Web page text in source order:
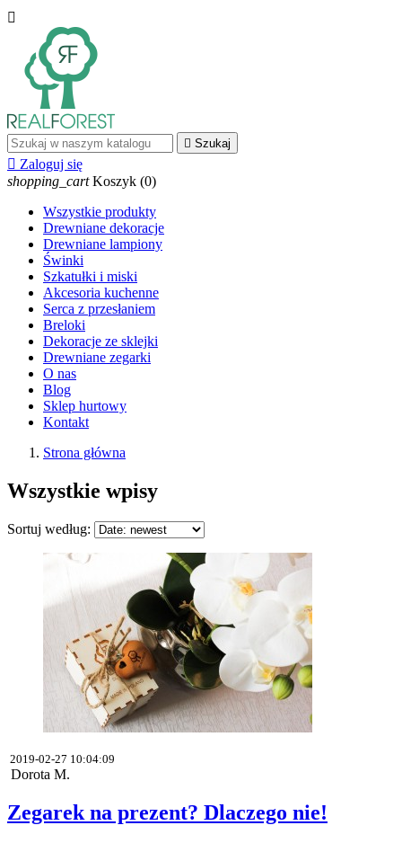

 Szukaj
 Zaloguj się
shopping_cart Koszyk (0)
Wszystkie produkty
Drewniane dekoracje
Drewniane lampiony
Świnki
Szkatułki i miski
Akcesoria kuchenne
Serca z przesłaniem
Breloki
Dekoracje ze sklejki
Drewniane zegarki
O nas
Blog
Sklep hurtowy
Kontakt
Strona główna
Wszystkie wpisy
Sortuj według:
2019-02-27 10:04:09
Dorota M.
Zegarek na prezent? Dlaczego nie!